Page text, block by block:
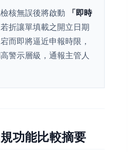
核無誤後將啟動
「即時
折讓單填載之開立日期
而即將逼近申報時限，
警示層級，通報主管人
功能比較摘要